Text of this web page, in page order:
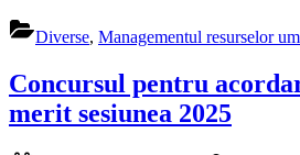
de
ocupare
posturilor
didactice/catedrelor
vacante-
Diverse, Managementul resurselor
Concursul pentru
merit sesiunea 2025